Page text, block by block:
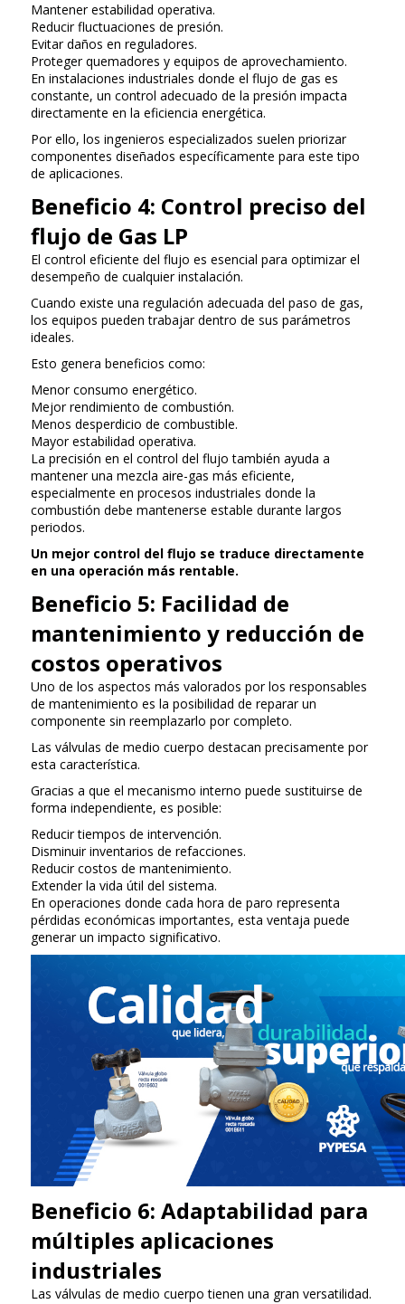
Mantener estabilidad operativa.
Reducir fluctuaciones de presión.
Evitar daños en reguladores.
Proteger quemadores y equipos de aprovechamiento.
En instalaciones industriales donde el flujo de gas es
constante, un control adecuado de la presión impacta
directamente en la eficiencia energética.
Por ello, los ingenieros especializados suelen priorizar
componentes diseñados específicamente para este tipo
de aplicaciones.
Beneficio 4: Control preciso del
flujo de Gas LP
El control eficiente del flujo es esencial para optimizar el
desempeño de cualquier instalación.
Cuando existe una regulación adecuada del paso de gas,
los equipos pueden trabajar dentro de sus parámetros
ideales.
Esto genera beneficios como:
Menor consumo energético.
Mejor rendimiento de combustión.
Menos desperdicio de combustible.
Mayor estabilidad operativa.
La precisión en el control del flujo también ayuda a
mantener una mezcla aire-gas más eficiente,
especialmente en procesos industriales donde la
combustión debe mantenerse estable durante largos
periodos.
Un mejor control del flujo se traduce directamente
en una operación más rentable.
Beneficio 5: Facilidad de
mantenimiento y reducción de
costos operativos
Uno de los aspectos más valorados por los responsables
de mantenimiento es la posibilidad de reparar un
componente sin reemplazarlo por completo.
Las válvulas de medio cuerpo destacan precisamente por
esta característica.
Gracias a que el mecanismo interno puede sustituirse de
forma independiente, es posible:
Reducir tiempos de intervención.
Disminuir inventarios de refacciones.
Reducir costos de mantenimiento.
Extender la vida útil del sistema.
En operaciones donde cada hora de paro representa
pérdidas económicas importantes, esta ventaja puede
generar un impacto significativo.
Beneficio 6: Adaptabilidad para
múltiples aplicaciones
industriales
Las válvulas de medio cuerpo tienen una gran versatilidad.